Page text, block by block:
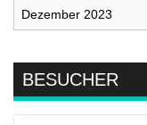
Archiv
BESUCHER